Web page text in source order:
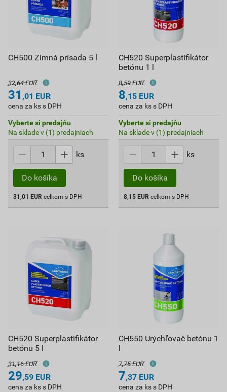
CH500 Zimná prísada 5 l
32,64 EUR
31 ,01 EUR
cena za ks s DPH
Vyberte si predajňu
Na sklade v (1) predajniach
ks
Do košíka
31,01 EUR celkom s DPH
CH520 Superplastifikátor
betónu 1 l
8,59 EUR
8,15 EUR
cena za ks s DPH
Vyberte si predajňu
Na sklade v (1) predajniach
ks
Do košíka
8,15 EUR celkom s DPH
CH520 Superplastifikátor
betónu 5 l
31,16 EUR
29,59 EUR
cena za ks s DPH
CH550 Urýchľovač betónu 1
l
7,75 EUR
7,37 EUR
cena za ks s DPH